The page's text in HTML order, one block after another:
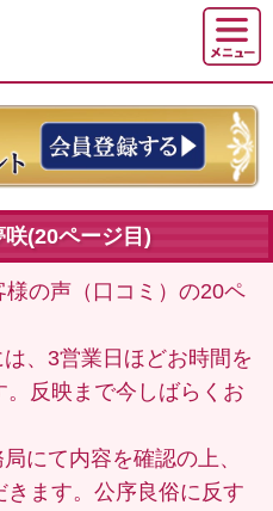
(20ページ目)
の声（口コミ）の20ペ
、3営業日ほどお時間を
反映まで今しばらくお
にて内容を確認の上、
ます。公序良俗に反す